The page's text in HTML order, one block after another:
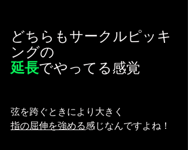
どちらもサークルピッキ
ングの
延長でやってる感覚
弦を跨ぐときにより大きく
指の屈伸を強める感じなんですよね！